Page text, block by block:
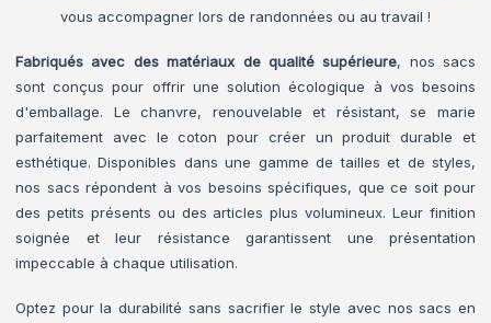
vous accompagner lors de randonnées ou au travail !
Fabriqués avec des matériaux de qualité supérieure, nos sacs
sont conçus pour offrir une solution écologique à vos besoins
d'emballage. Le chanvre, renouvelable et résistant, se marie
parfaitement avec le coton pour créer un produit durable et
esthétique. Disponibles dans une gamme de tailles et de styles,
nos sacs répondent à vos besoins spécifiques, que ce soit pour
des petits présents ou des articles plus volumineux. Leur finition
soignée et leur résistance garantissent une présentation
impeccable à chaque utilisation.
Optez pour la durabilité sans sacrifier le style avec nos sacs en